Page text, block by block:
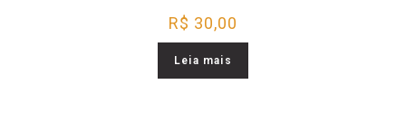
R$ 30,00
Leia mais